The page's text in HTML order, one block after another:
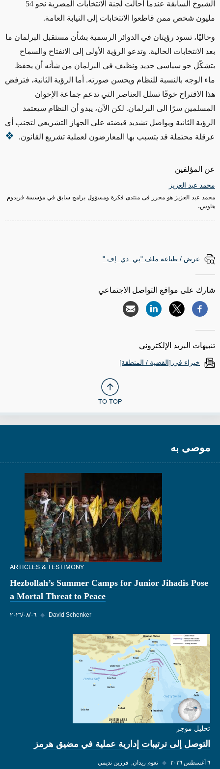
عن المؤلفين
محمد عبد العزيز
محمد عبد العزيز هو محرر فى منتدى فكرة ومسؤول برامج سابق في مؤسسة فريدوم
هاوس.
الشيوخ السابقة عندما أحالت لجنة الانتخابات المصرية نحو 54
مليون شخص ممن قاطعوا الانتخابات إلى النيابة العامة.
وحاليًا، تسود رؤيتان في الدوائر الرسمية بشأن مستقبل البرلمان ما
بعد الانتخابات الحالية. وتدعو الرؤية الأولى إلى الانفتاح والسماح
بتشكّل جو سياسي جديد ونظيف في البرلمان من شأنه أن يحفظ
ماء الوجه بالنسبة للنظام ويحسن صورته. أما الرؤية الثانية، فترفض
هذا الاقتراح خوفًا تسلل العناصر التي تدعم جماعة الإخوان
المسلمين سرًا الى البرلمان. لكن الآن، يبدو أن النظام سيعتمد
الرؤية الثانية ويواصل تشديد قبضته على الجهاز التشريعي لتجنب أي
عرقلة محتملة قد يتسبب بها المعارضون لعملية تشريع القانون.
عرض / طباعة ملف "پي. دي. إف."
شارك على مواقع التواصل الاجتماعي
تنبيهات البريد الإلكتروني
خبراء في [القضية / المنطقة]
TO TOP
موصى به
ARTICLES & TESTIMONY
Hezbollah’s Summer Camps for Junior Jihadis Pose
a Mortal Threat to Peace
٠٦‏/٠٨‏/٢٠٢٦ ◆ David Schenker
تحليل موجز
التوصل إلى ترتيبات إدارية عملية في مضيق هرمز
٦ أغسطس ٢٠٢٦ ◆ نعوم ريدان فرزين نديمي